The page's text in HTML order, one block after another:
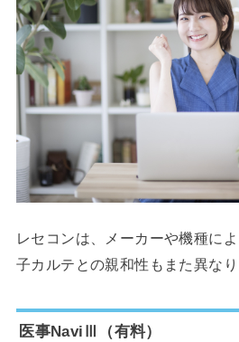
レセコンは、メーカーや機種に
子カルテとの親和性もまた異なり
医事NaviⅢ（有料）